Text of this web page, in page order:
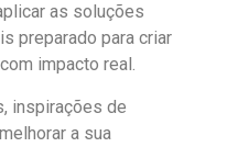
as soluções
preparado para criar
impacto real.
inspirações de
a sua